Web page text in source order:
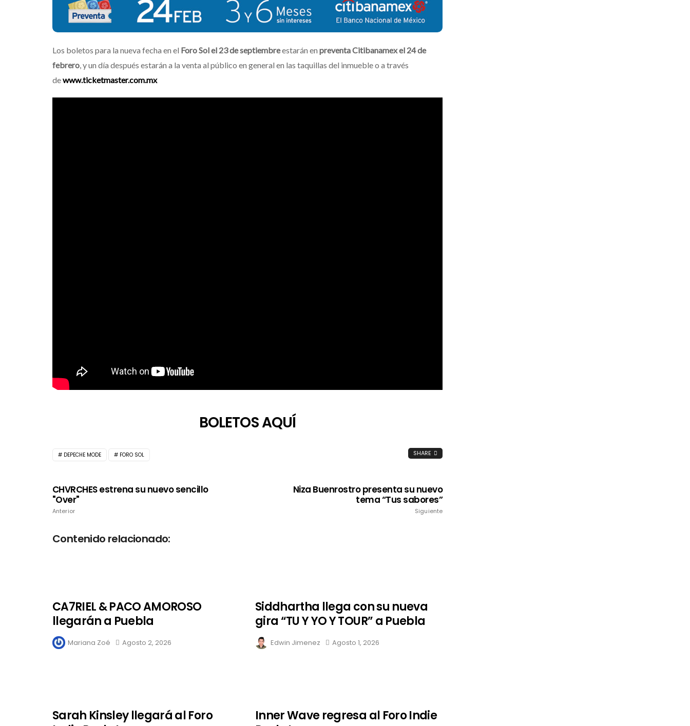
Los boletos para la nueva fecha en el Foro Sol el 23 de septiembreestarán en preventa Citibanamex el 24 de
febrero , y un día después estarán a la venta al público en general en las taquillas del inmueble o a través
dewww.ticketmaster.com.mx
BOLETOS AQUÍ
DEPECHE MODE FORO SOL SHARE
CHVRCHES estrena su nuevo sencillo
"Over"
Anterior
Niza Buenrostro presenta su nuevo
tema “Tus sabores”
Siguiente
Contenido relacionado:
CA7RIEL & PACO AMOROSO
llegarán a Puebla
Mariana Zoé Agosto 2, 2026
Siddhartha llega con su nueva
gira “TU Y YO Y TOUR” a Puebla
Edwin Jimenez Agosto 1, 2026
Sarah Kinsley llegará al Foro
Inner Wave regresa al Foro Indie